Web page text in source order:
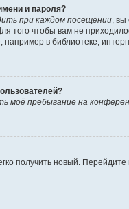
и пароля?
при каждом посещении, вы
того чтобы вам не
в библиотеке,
моё пребывание на
получить новый.